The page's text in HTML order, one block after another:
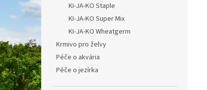
KI-JA-KO Staple
KI-JA-KO Super Mix
KI-JA-KO Wheatgerm
Krmivo pro želvy
Péče o akvária
Péče o jezírka